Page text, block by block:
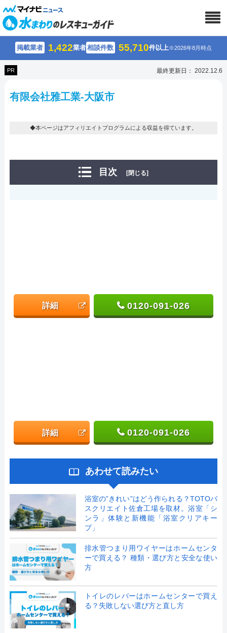
掲載業者 1,422業者相談件数 55,710件以上※2026年8月時点
PR 最終更新日： 2022.12.6
有限会社雅工業-大阪市
◆本ページはアフィリエイトプログラムによる収益を得ています。
目次 [閉じる]
詳細 0120-091-026
詳細 0120-091-026
あわせて読みたい
浴室の”きれい”はどう作られる？TOTOバ
スクリエイト佐倉工場を取材。浴室「シ
ンラ」体験と新機能「浴室クリアキー
プ」
排水管つまり用ワイヤーはホームセンタ
ーで買える？ 種類・選び方と安全な使い
方
トイレのレバーはホームセンターで買え
る？失敗しない選び方と直し方